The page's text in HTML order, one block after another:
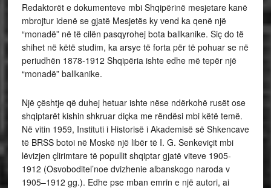
Redaktorët e dokumenteve mbi Shqipërinë mesjetare kanë
mbrojtur idenë se gjatë Mesjetës ky vend ka qenë një
“monadë” në të cilën pasqyrohej bota ballkanike. Siç do të
shihet në këtë studim, ka arsye të forta për të pohuar se në
periudhën 1878-1912 Shqipëria ishte edhe më tepër një
“monadë” ballkanike.
Një çështje që duhej hetuar ishte nëse ndërkohë rusët ose
shqiptarët kishin shkruar diçka me rëndësi mbi këtë temë.
Në vitin 1959, Instituti i Historisë i Akademisë së Shkencave
të BRSS botoi në Moskë një libër të I. G. Senkeviçit mbi
lëvizjen çlirimtare të popullit shqiptar gjatë viteve 1905-
1912 (Osvoboditel’noe dvizhenie albanskogo naroda v
1905–1912 gg.). Edhe pse mban emrin e një autori, ai